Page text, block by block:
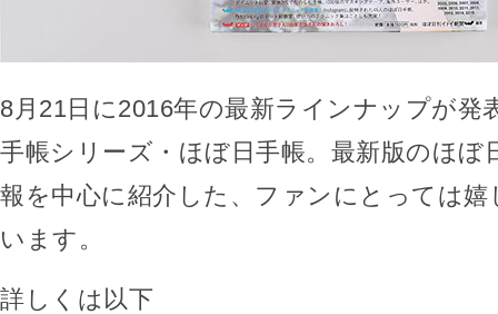
8月21日に2016年の最新ラインナップが発
手帳シリーズ・ほぼ日手帳。最新版のほぼ
報を中心に紹介した、ファンにとっては
います。
詳しくは以下